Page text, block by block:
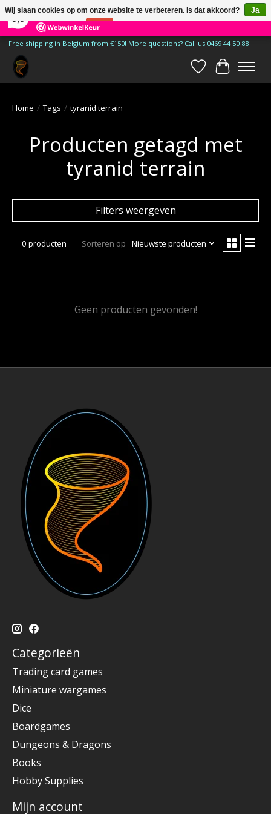
185 Reviews ×
Free shipping in Belgium from €150! More questions? Call us 0469 44 50 88
Verlanglijst
Home / Tags / tyranid terrain
Producten getagd met
tyranid terrain
Filters weergeven
0 producten Sorteren op Nieuwste producten
Geen producten gevonden!
Categorieën
Trading card games
Miniature wargames
Dice
Boardgames
Dungeons & Dragons
Books
Hobby Supplies
Mijn account
Wij slaan cookies op om onze website te verbeteren. Is dat akkoord?
Ja
Nee